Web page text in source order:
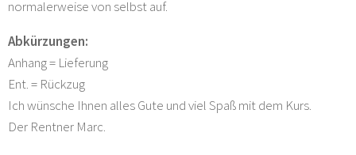
normalerweise von selbst auf.
Abkürzungen:
Anhang = Lieferung
Ent. = Rückzug
Ich wünsche Ihnen alles Gute und viel Spaß mit dem Kurs.
Der Rentner Marc.